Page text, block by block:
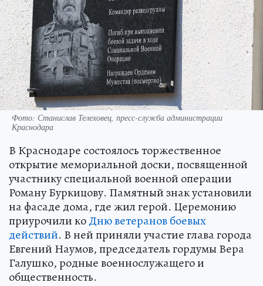
Фото: Станислав Телеховец, пресс-служба администрации
Краснодара
В Краснодаре состоялось торжественное
открытие мемориальной доски, посвященной
участнику специальной военной операции
Роману Буркицову. Памятный знак установили
на фасаде дома, где жил герой. Церемонию
приурочили коДню ветеранов боевых
действий. В ней приняли участие глава города
Евгений Наумов, председатель гордумы Вера
Галушко, родные военнослужащего и
общественность.